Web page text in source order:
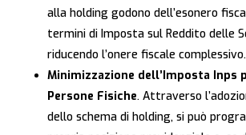
alla holding godono dell’esonero
termini di Imposta sul Reddito delle
riducendo l’onere fiscale complessivo.
Minimizzazione dell’Imposta Inps
Persone Fisiche. Attraverso
dello schema di holding, si può